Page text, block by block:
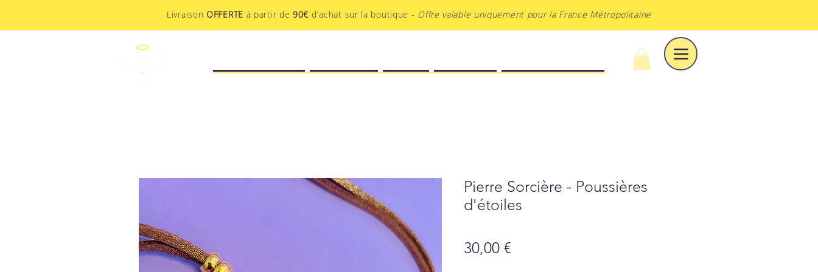
Livraison OFFERTE à partir de90€ d'achat sur la boutique - Offre valable uniquement pour la France Métropolitaine
Pierre Sorcière - Poussières
d'étoiles
30,00 €